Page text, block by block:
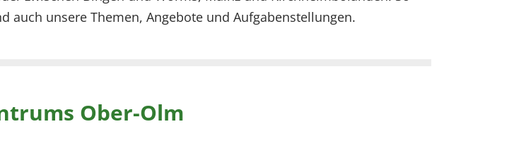
unsere Themen, Angebote und Aufgabenstellungen.
Ober-Olm